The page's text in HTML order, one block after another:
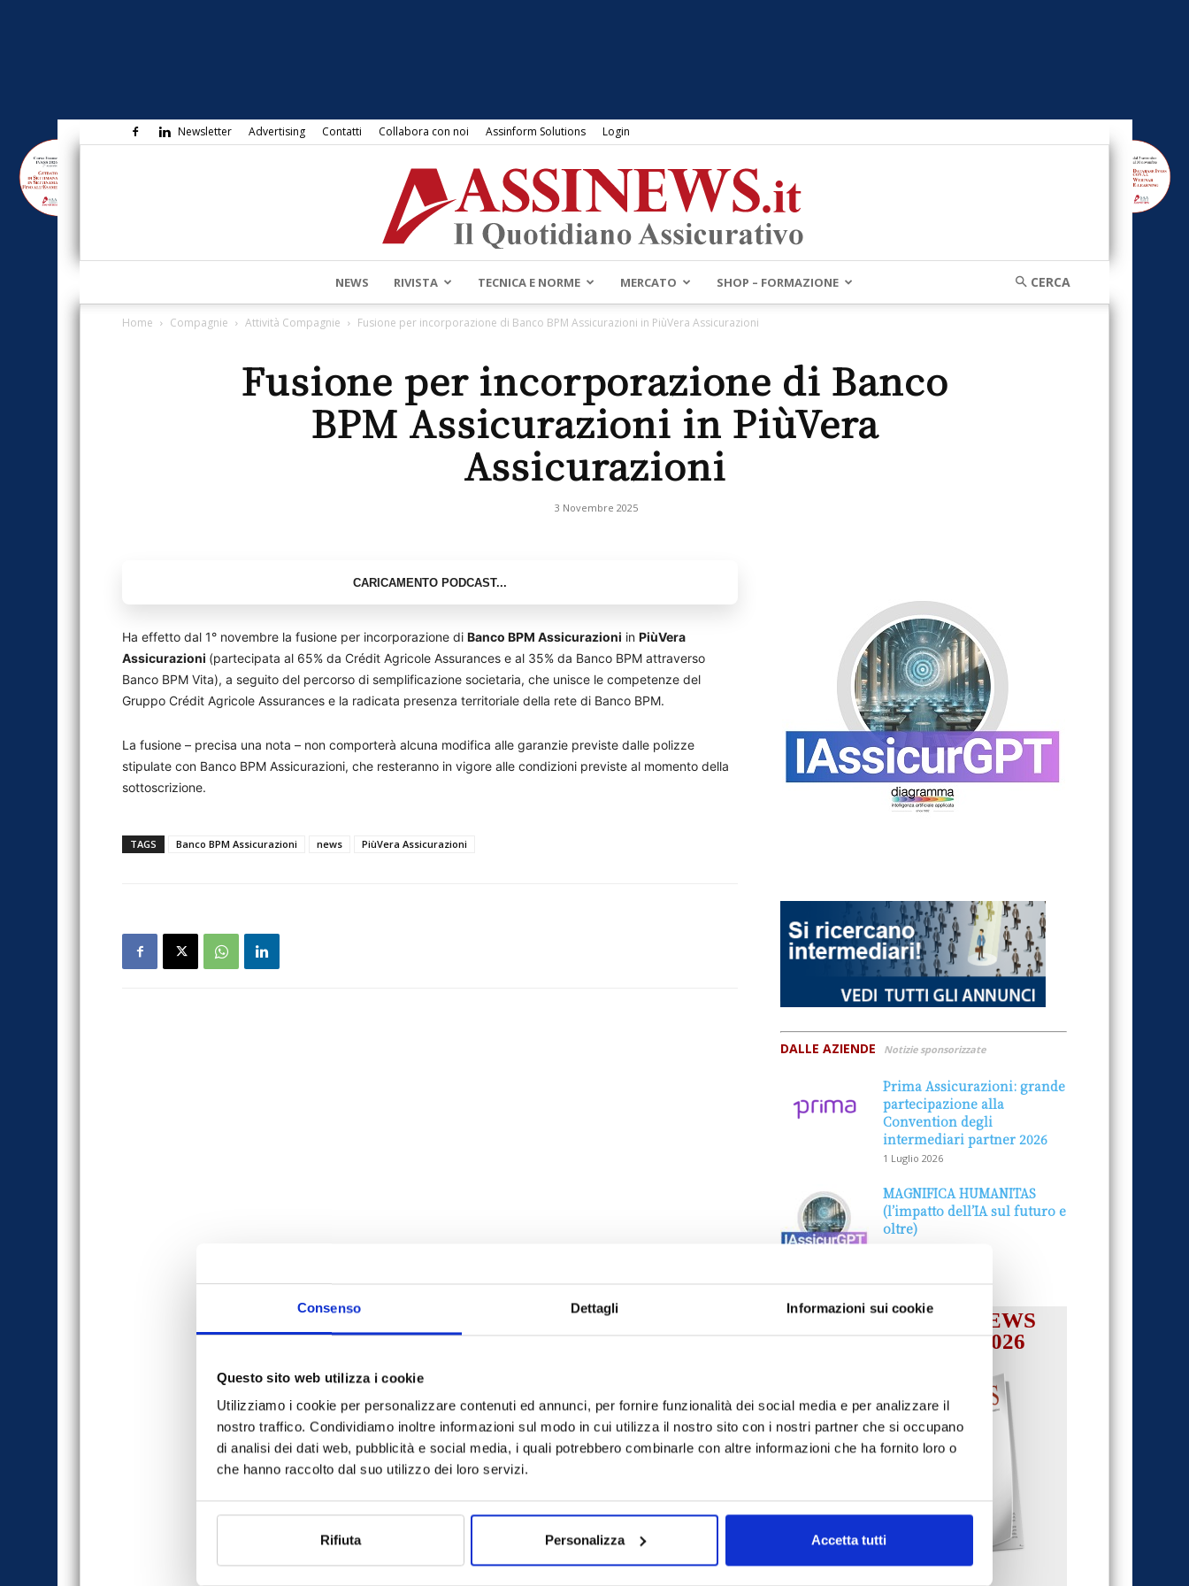
Consenso Dettagli Informazioni sui cookie
Questo sito web utilizza i cookie
Utilizziamo i cookie per personalizzare contenuti ed annunci, per fornire funzionalità dei social media e per analizzare il
nostro traffico. Condividiamo inoltre informazioni sul modo in cui utilizza il nostro sito con i nostri partner che si occupano
di analisi dei dati web, pubblicità e social media, i quali potrebbero combinarle con altre informazioni che ha fornito loro o
che hanno raccolto dal suo utilizzo dei loro servizi.
Rifiuta Personalizza Accetta tutti
Newsletter Advertising Contatti Collabora con noi Assinform Solutions Login
Assinews.it
NEWS RIVISTA TECNICA E NORME MERCATO SHOP – FORMAZIONE
Home Compagnie Attività Compagnie Fusione per incorporazione di Banco BPM Assicurazioni in PiùVera Assicurazioni
Fusione per incorporazione di Banco
BPM Assicurazioni in PiùVera
Assicurazioni
3 Novembre 2025
Ha effetto dal 1° novembre la fusione per incorporazione di Banco BPM Assicurazioni in PiùVera
Assicurazioni (partecipata al 65% da Crédit Agricole Assurances e al 35% da Banco BPM attraverso
Banco BPM Vita), a seguito del percorso di semplificazione societaria, che unisce le competenze del
Gruppo Crédit Agricole Assurances e la radicata presenza territoriale della rete di Banco BPM.
La fusione – precisa una nota – non comporterà alcuna modifica alle garanzie previste dalle polizze
stipulate con Banco BPM Assicurazioni, che resteranno in vigore alle condizioni previste al momento della
sottoscrizione.
TAGS Banco BPM Assicurazioni news PiùVera Assicurazioni
DALLE AZIENDE Notizie sponsorizzate
Prima Assicurazioni: grande
partecipazione alla
Convention degli
intermediari partner 2026
1 Luglio 2026
MAGNIFICA HUMANITAS
(l’impatto dell’IA sul futuro e
oltre)
IL MENSILE ASSINEWS
LUGLIO-AGOSTO 2026